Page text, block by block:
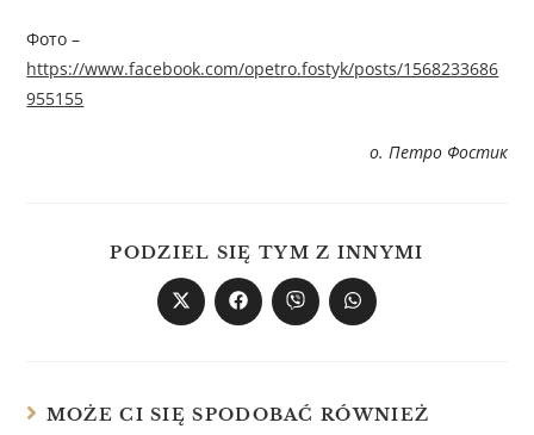
Фото –
https://www.facebook.com/opetro.fostyk/posts/1568233686
955155
о. Петро Фостик
PODZIEL SIĘ TYM Z INNYMI
MOŻE CI SIĘ SPODOBAĆ RÓWNIEŻ